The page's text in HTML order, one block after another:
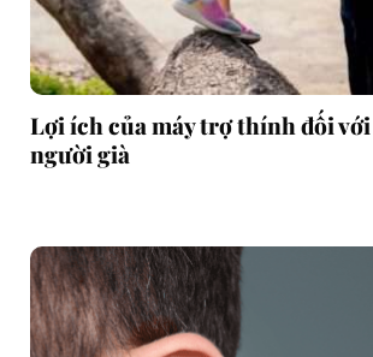
Lợi ích của máy trợ thính đối
người già